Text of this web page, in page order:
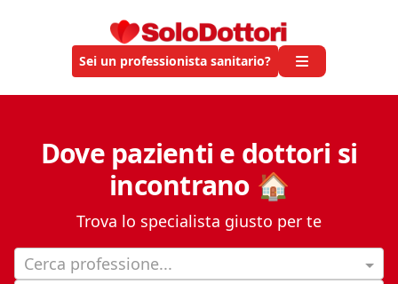
Sei un professionista sanitario?
Dove pazienti e dottori si
incontrano 🏠
Trova lo specialista giusto per te
Cerca professione...